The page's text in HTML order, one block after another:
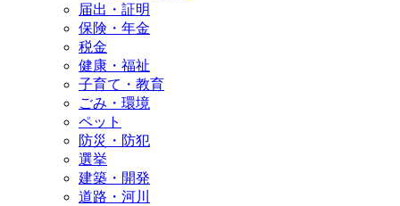
届出・証明
保険・年金
税金
健康・福祉
子育て・教育
ごみ・環境
ペット
防災・防犯
選挙
建築・開発
道路・河川